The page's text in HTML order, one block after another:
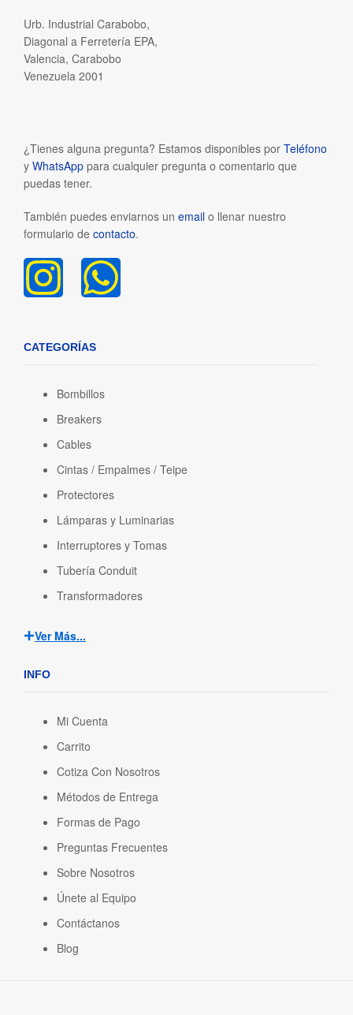
Urb. Industrial Carabobo,
Diagonal a Ferretería EPA,
Valencia, Carabobo
Venezuela 2001
¿Tienes alguna pregunta? Estamos disponibles por Teléfono
y WhatsApp para cualquier pregunta o comentario que
puedas tener.
También puedes enviarnos un email o llenar nuestro
formulario de contacto.
CATEGORÍAS
Bombillos
Breakers
Cables
Cintas / Empalmes / Teipe
Protectores
Lámparas y Luminarias
Interruptores y Tomas
Tubería Conduit
Transformadores
Ver Más...
INFO
Mi Cuenta
Carrito
Cotiza Con Nosotros
Métodos de Entrega
Formas de Pago
Preguntas Frecuentes
Sobre Nosotros
Únete al Equipo
Contáctanos
Blog